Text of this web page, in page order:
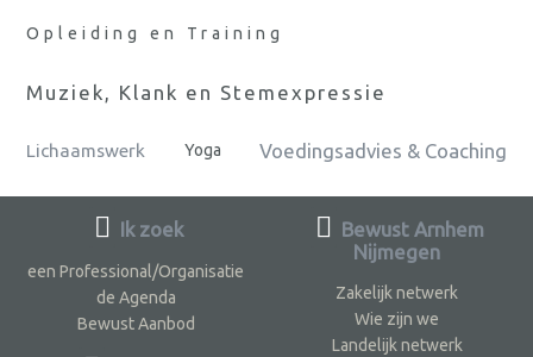
Opleiding en Training
Muziek, Klank en Stemexpressie
Lichaamswerk Yoga Voedingsadvies & Coaching
Ik zoek
een Professional/Organisatie
de Agenda
Bewust Aanbod
Bewust Arnhem
Nijmegen
Zakelijk netwerk
Wie zijn we
Landelijk netwerk